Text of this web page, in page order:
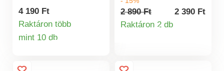
Ideálisak korlátozott
mozgásképességű
erősségű emberek
4 190 Ft
Raktáron több
mint 10 dbTermékinformációk
kezében! Segítségével
még a súlyosan
könnyedén levághatja.
2 890 Ft
2 390 Ft
Raktáron 2 db